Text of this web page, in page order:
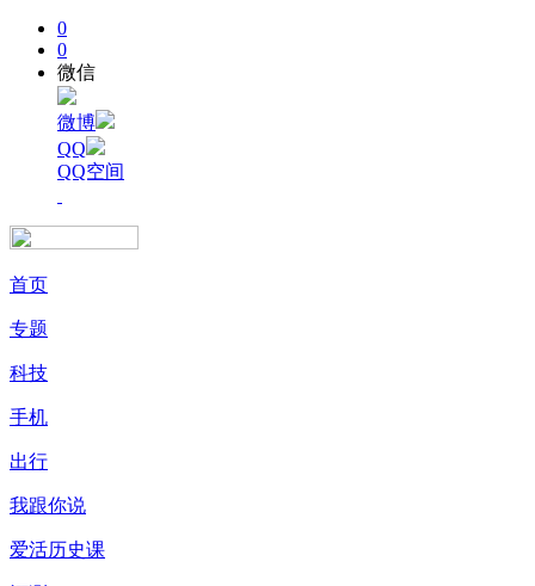
0
0
微信
微博
QQ
QQ空间
首页
专题
科技
手机
出行
我跟你说
爱活历史课